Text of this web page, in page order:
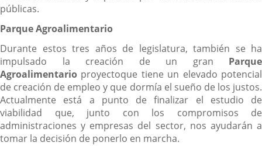
públicas.
Parque Agroalimentario
Durante estos tres años de legislatura, también se ha
impulsado la creación de un gran Parque
Agroalimentario proyectoque tiene un elevado potencial
de creación de empleo y que dormía el sueño de los justos.
Actualmente está a punto de finalizar el estudio de
viabilidad que, junto con los compromisos de
administraciones y empresas del sector, nos ayudarán a
tomar la decisión de ponerlo en marcha.